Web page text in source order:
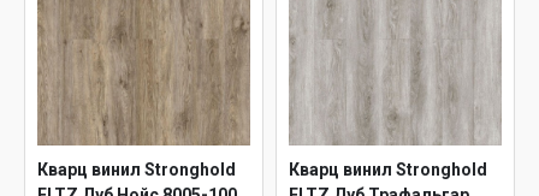
Кварц винил Stronghold
Кварц винил Stronghold